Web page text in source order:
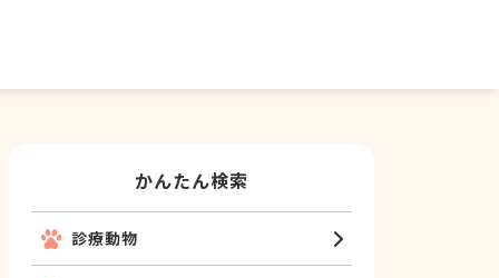
かんたん検索
診療動物